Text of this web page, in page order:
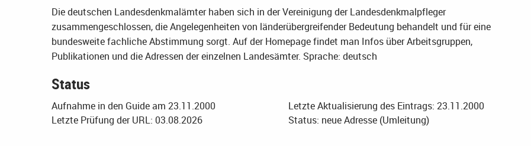
Die deutschen Landesdenkmalämter haben sich in der Vereinigung der Landesdenkmalpfleger
zusammengeschlossen, die Angelegenheiten von länderübergreifender Bedeutung behandelt und für eine
bundesweite fachliche Abstimmung sorgt. Auf der Homepage findet man Infos über Arbeitsgruppen,
Publikationen und die Adressen der einzelnen Landesämter. Sprache: deutsch
Status
Aufnahme in den Guide am 23.11.2000
Letzte Aktualisierung des Eintrags: 23.11.2000
Letzte Prüfung der URL: 03.08.2026
Status: neue Adresse (Umleitung)